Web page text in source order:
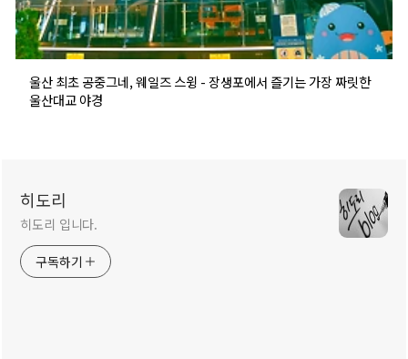
울산 최초 공중그네, 웨일즈 스윙 - 장생포에서 즐기는 가장 짜릿한
울산대교 야경
히도리
히도리 입니다.
구독하기